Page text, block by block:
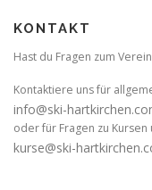
KONTAKT
Hast du Fragen zum
Kontaktiere uns für
info@ski-
oder für Fragen zu Kursen
kurse@ski-